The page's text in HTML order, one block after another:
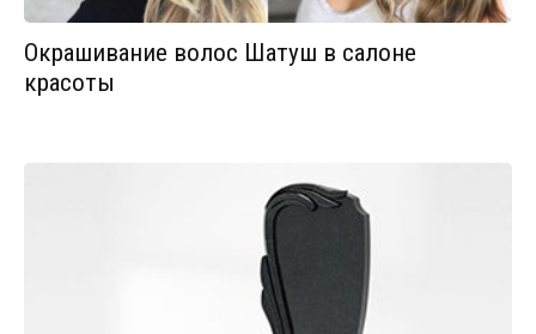
Окрашивание волос Шатуш в салоне
красоты